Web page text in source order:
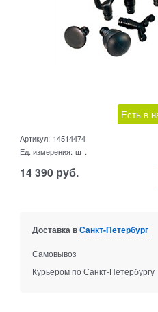
Есть в
Артикул: 14514474
Ед. измерения: шт.
14 390 руб.
Доставка вСанкт-Петербург
Самовывоз
Курьером по Санкт-Петербургу